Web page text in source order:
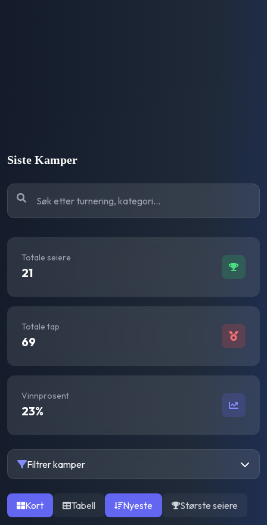
Siste Kamper
Totale seiere
21
Totale tap
69
Vinnprosent
23%
Filtrer kamper
Kort Tabell Nyeste Største seiere